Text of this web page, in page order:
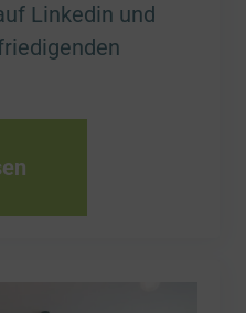
Linkedin und